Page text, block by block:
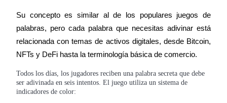
Su concepto es similar al de los populares juegos de
palabras, pero cada palabra que necesitas adivinar está
relacionada con temas de activos digitales, desde Bitcoin,
NFTs y DeFi hasta la terminología básica de comercio.
Todos los días, los jugadores reciben una palabra secreta que debe
ser adivinada en seis intentos. El juego utiliza un sistema de
indicadores de color: